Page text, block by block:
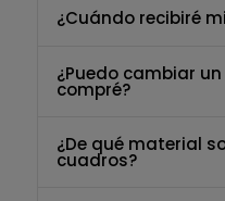
¿Cuándo recibiré
¿Puedo cambiar
compré?
¿De qué material
cuadros?